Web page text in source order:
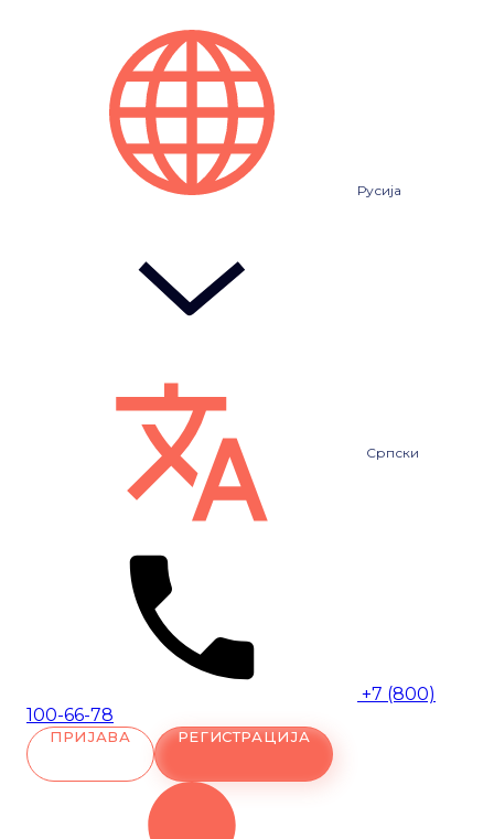
Русија
Српски
+7 (800)
100-66-78
ПРИЈАВА РЕГИСТРАЦИЈА